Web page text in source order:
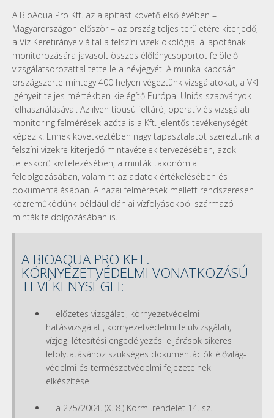
A BioAqua Pro Kft. az alapítást követő első évében –
Magyarországon először – az ország teljes területére kiterjedő,
a Víz Keretirányelv által a felszíni vizek ökológiai állapotának
monitorozására javasolt összes élőlénycsoportot felölelő
vizsgálatsorozattal tette le a névjegyét. A munka kapcsán
országszerte mintegy 400 helyen végeztünk vizsgálatokat, a VKI
igényeit teljes mértékben kielégítő Európai Uniós szabványok
felhasználásával. Az ilyen típusú feltáró, operatív és vizsgálati
monitoring felmérések azóta is a Kft. jelentős tevékenységét
képezik. Ennek következtében nagy tapasztalatot szereztünk a
felszíni vizekre kiterjedő mintavételek tervezésében, azok
teljeskörű kivitelezésében, a minták taxonómiai
feldolgozásában, valamint az adatok értékelésében és
dokumentálásában. A hazai felmérések mellett rendszeresen
közreműködünk például dániai vízfolyásokból származó
minták feldolgozásában is.
A BIOAQUA PRO KFT.
KÖRNYEZETVÉDELMI VONATKOZÁSÚ
TEVÉKENYSÉGEI:
előzetes vizsgálati, környezetvédelmi
hatásvizsgálati, környezetvédelmi felülvizsgálati,
vízjogi létesítési engedélyezési eljárások sikeres
lefolytatásához szükséges dokumentációk élővilág-
védelmi és természetvédelmi fejezeteinek
elkészítése
a 275/2004. (X. 8.) Korm. rendelet 14. sz.